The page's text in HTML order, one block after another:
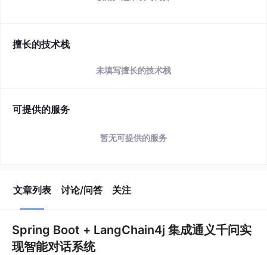
擅长的技术栈
未填写擅长的技术栈
可提供的服务
暂无可提供的服务
文章列表 讨论/问答 关注
Spring Boot + LangChain4j 集成通义千问实
现智能对话系统